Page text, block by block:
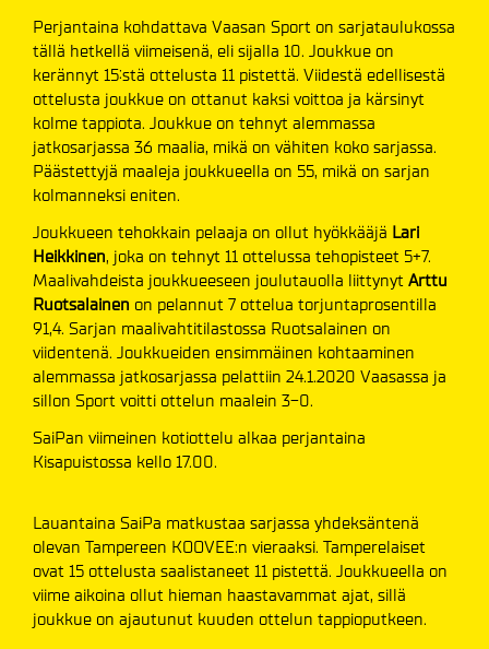
Perjantaina kohdattava Vaasan Sport on sarjataulukossa
tällä hetkellä viimeisenä, eli sijalla 10. Joukkue on
kerännyt 15:stä ottelusta 11 pistettä. Viidestä edellisestä
ottelusta joukkue on ottanut kaksi voittoa ja kärsinyt
kolme tappiota. Joukkue on tehnyt alemmassa
jatkosarjassa 36 maalia, mikä on vähiten koko sarjassa.
Päästettyjä maaleja joukkueella on 55, mikä on sarjan
kolmanneksi eniten.
Joukkueen tehokkain pelaaja on ollut hyökkääjä Lari
Heikkinen, joka on tehnyt 11 ottelussa tehopisteet 5+7.
Maalivahdeista joukkueeseen joulutauolla liittynyt Arttu
Ruotsalainen on pelannut 7 ottelua torjuntaprosentilla
91,4. Sarjan maalivahtitilastossa Ruotsalainen on
viidentenä. Joukkueiden ensimmäinen kohtaaminen
alemmassa jatkosarjassa pelattiin 24.1.2020 Vaasassa ja
sillon Sport voitti ottelun maalein 3-0.
SaiPan viimeinen kotiottelu alkaa perjantaina
Kisapuistossa kello 17.00.
Lauantaina SaiPa matkustaa sarjassa yhdeksäntenä
olevan Tampereen KOOVEE:n vieraaksi. Tamperelaiset
ovat 15 ottelusta saalistaneet 11 pistettä. Joukkueella on
viime aikoina ollut hieman haastavammat ajat, sillä
joukkue on ajautunut kuuden ottelun tappioputkeen.